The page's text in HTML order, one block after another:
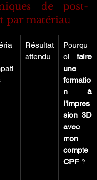
de post-
par matériau
Résultat
attendu
Pourqu
oi faire
une
formatio
n à
l'impres
sion 3D
avec
mon
compte
CPF ?